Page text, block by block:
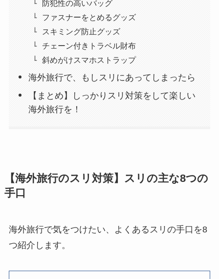
防犯性の高いバッグ
ファスナーをとめるグッズ
スキミング防止グッズ
チェーン付きトラベル財布
斜めがけスマホストラップ
海外旅行で、もしスリにあってしまったら
【まとめ】しっかりスリ対策をして楽しい
海外旅行を！
【海外旅行のスリ対策】スリの主な8つの
手口
海外旅行で気をつけたい、よくあるスリの手口を8
つ紹介します。